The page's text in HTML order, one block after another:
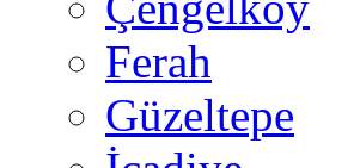
Ferah
Güzeltepe